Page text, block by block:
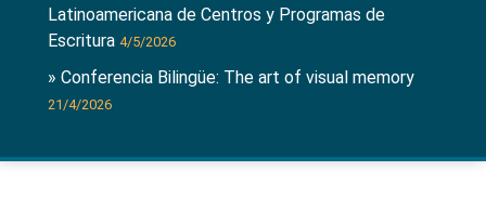
Latinoamericana de Centros y Programas de
Escritura 4/5/2026
» Conferencia Bilingüe: The art of visual memory
21/4/2026